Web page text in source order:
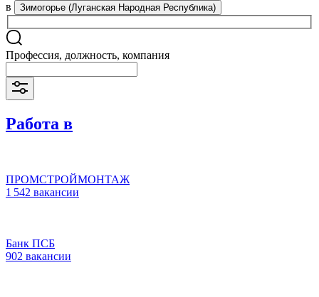
в Зимогорье (Луганская Народная Республика)
Профессия, должность, компания
Работа в
ПРОМСТРОЙМОНТАЖ
1 542 вакансии
Банк ПСБ
902 вакансии